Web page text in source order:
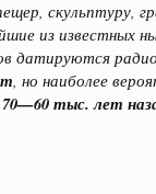
скульптуру,
из известных
датируются
, но наиболее
70—60 тыс. лет